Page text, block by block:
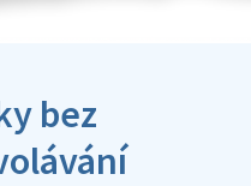
bez